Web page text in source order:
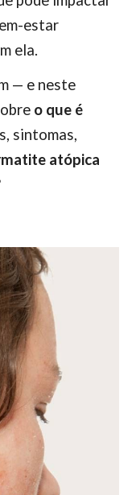
estar
ela.
— e neste
o que é
sintomas,
atópica